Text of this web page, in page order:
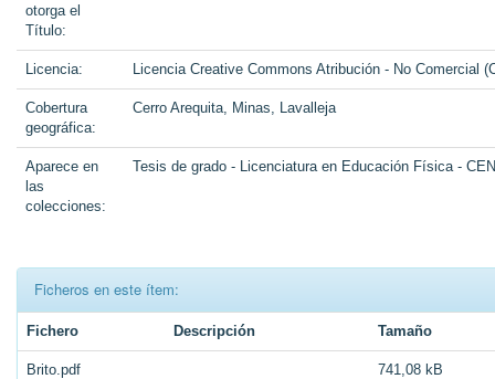
otorga el
Título:
Licencia: Licencia Creative Commons Atribución - No Comercial
Cobertura
geográfica:
Cerro Arequita, Minas, Lavalleja
Aparece en
las
colecciones:
Tesis de grado - Licenciatura en Educación Física -
Ficheros en este ítem:
Fichero Descripción Tamaño
Brito.pdf 741,08 kB